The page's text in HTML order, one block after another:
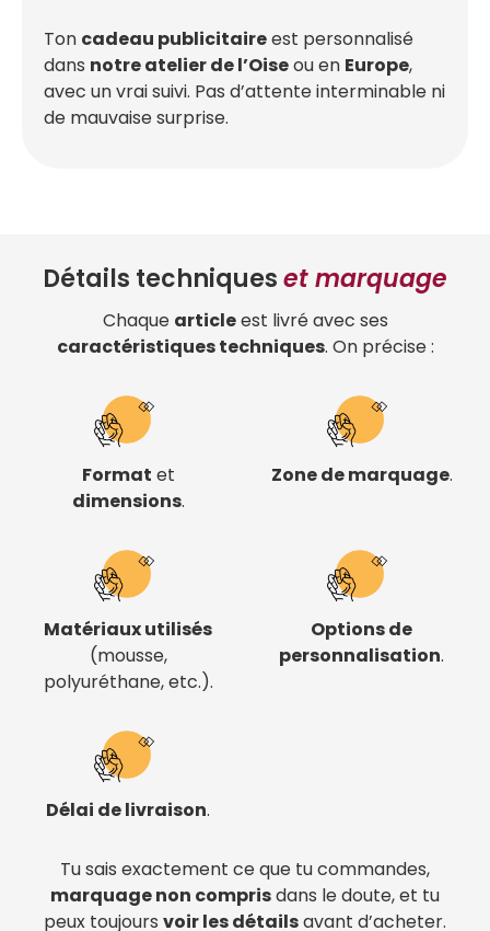
Ton cadeau publicitaireest personnalisé
dans notre atelier de l’Oiseou en Europe,
avec un vrai suivi. Pas d’attente interminable ni
de mauvaise surprise.
Détails techniqueset marquage
Chaque articleest livré avec ses
caractéristiques techniques. On précise :
Format et
dimensions.
Zone de marquage.
Matériaux utilisés
(mousse,
polyuréthane, etc.).
Options de
personnalisation.
Délai de livraison.
Tu sais exactement ce que tu commandes,
marquage non comprisdans le doute, et tu
peux toujours voir les détailsavant d’acheter.